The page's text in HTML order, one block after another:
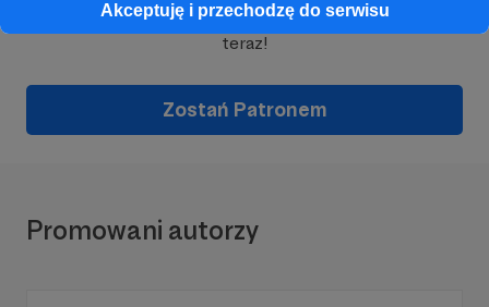
Akceptuję i przechodzę do serwisu
Wesprzyj działalność Autoraludzie są ciekawi
teraz!
Zostań Patronem
Promowani autorzy